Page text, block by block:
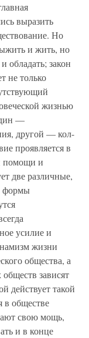
выразить
Но
и жить, но
обладать; закон
не только
жизнью
—
другой — кол-
проявляется в
помощи и
две различные,
формы
усилие и
жизни
общества, а
обществ зависят
действует такой
в обществе
свою мощь,
и в конце